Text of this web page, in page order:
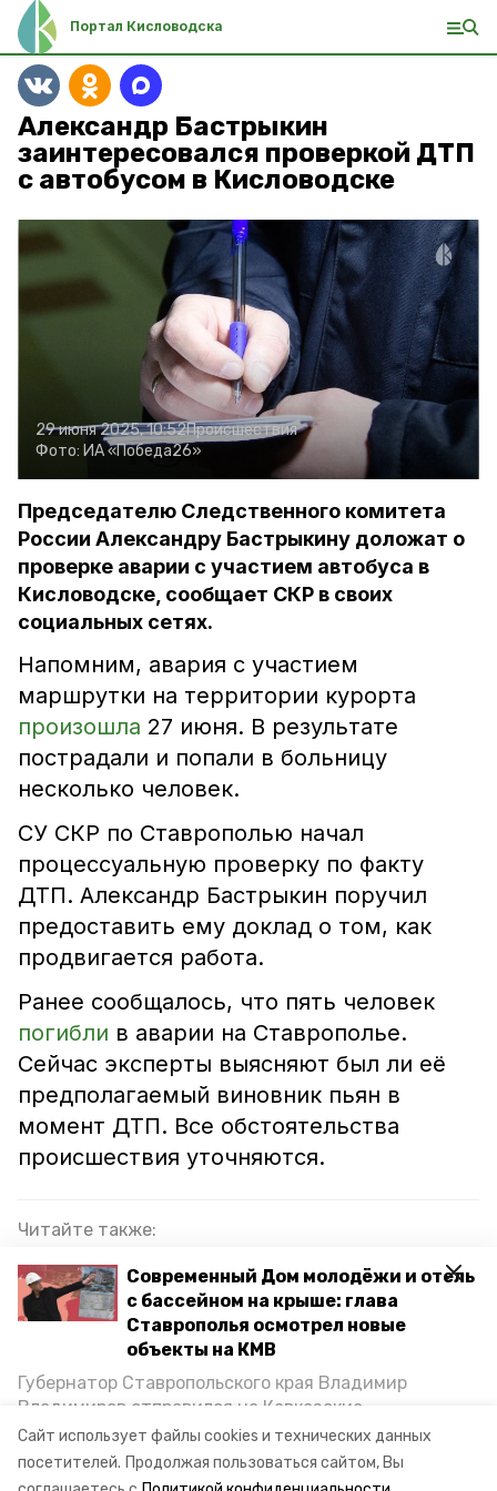
Сайт использует файлы cookies и технических данных
посетителей. Продолжая пользоваться сайтом, Вы
Современный Дом молодёжи и отель
с бассейном на крыше: глава
Ставрополья осмотрел новые
объекты на КМВ
Губернатор Ставропольского края Владимир
Владимиров отправился на Кавказские
Минеральные Воды, чтобы проинспектировать
строительство объектов в Кисловодске и
Минводах, а также выслушать предложения о
Портал Кисловодска
Александр Бастрыкин
заинтересовался проверкой ДТП
с автобусом в Кисловодске
29 июня 2025, 10:52Происшествия
Фото: ИА «Победа26»
Председателю Следственного комитета
России Александру Бастрыкину доложат о
проверке аварии с участием автобуса в
Кисловодске, сообщает СКР в своих
социальных сетях.
Напомним, авария с участием
маршрутки на территории курорта
произошла 27 июня. В результате
пострадали и попали в больницу
несколько человек.
СУ СКР по Ставрополью начал
процессуальную проверку по факту
ДТП. Александр Бастрыкин поручил
предоставить ему доклад о том, как
продвигается работа.
Ранее сообщалось, что пять человек
погибли в аварии на Ставрополье.
Сейчас эксперты выясняют был ли её
предполагаемый виновник пьян в
момент ДТП. Все обстоятельства
происшествия уточняются.
Читайте также:
В Георгиевске экс-начальника почты
подозревают в присвоении чужих денег
Ставропольчанка обратилась к Бастрыкину из-
за насилия со стороны бывшего мужа
Следком КЧР организовал проверки после
гибели двух туристов